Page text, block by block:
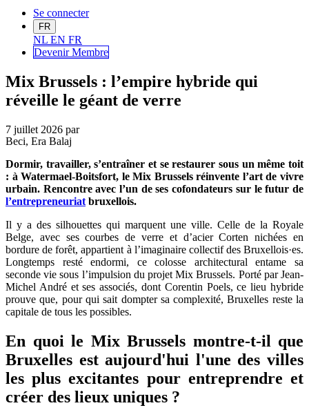
Se connecter
FR
NL EN FR
Devenir Membre
Mix Brussels : l’empire hybride qui
réveille le géant de verre
7 juillet 2026 par
Beci, Era Balaj
Dormir, travailler, s’entraîner et se restaurer sous un même toit
: à Watermael-Boitsfort, le Mix Brussels réinvente l’art de vivre
urbain. Rencontre avec l’un de ses cofondateurs sur le futur de
l’entrepreneuriat bruxellois.
Il y a des silhouettes qui marquent une ville. Celle de la Royale
Belge, avec ses courbes de verre et d’acier Corten nichées en
bordure de forêt, appartient à l’imaginaire collectif des Bruxellois·es.
Longtemps resté endormi, ce colosse architectural entame sa
seconde vie sous l’impulsion du projet Mix Brussels. Porté par Jean-
Michel André et ses associés, dont Corentin Poels, ce lieu hybride
prouve que, pour qui sait dompter sa complexité, Bruxelles reste la
capitale de tous les possibles.
En quoi le Mix Brussels montre-t-il que
Bruxelles est aujourd'hui l'une des villes
les plus excitantes pour entreprendre et
créer des lieux uniques ?